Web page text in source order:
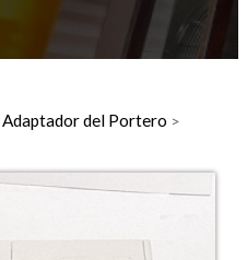
Adaptador del Portero >